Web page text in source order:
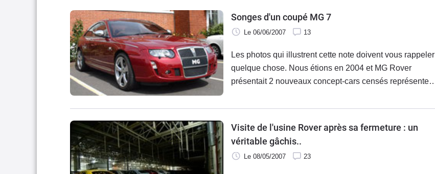
Songes d'un coupé MG 7
Le 06/06/2007 13
Les photos qui illustrent cette note doivent vous rappeler
quelque chose. Nous étions en 2004 et MG Rover
présentait 2 nouveaux concept-cars censés représenter
sur base du roadster F.
Visite de l'usine Rover après sa fermeture : un
véritable gâchis..
Le 08/05/2007 23